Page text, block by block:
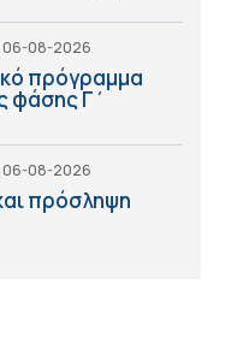
06-08-2026
πρόγραμμα
φάσης Γ΄
06-08-2026
πρόσληψη